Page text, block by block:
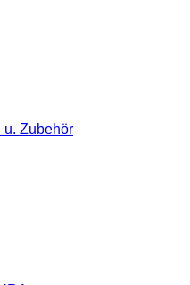
u. Zubehör